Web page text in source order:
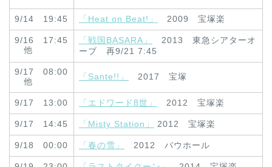
9/14 19:45 「Heat on Beat!」 2009 宝塚楽
9/16 17:45
他
「戦国BASARA」
2013 東急シアターオ
ーブ 再9/21 7:45
9/17 08:00
他
「Sante!!」 2017 宝塚
9/17 13:00 「エドワード8世」 2012 宝塚楽
9/17 14:45 「Misty Station」 2012 宝塚楽
9/18 00:00 「春の雪」 2012 バウホール